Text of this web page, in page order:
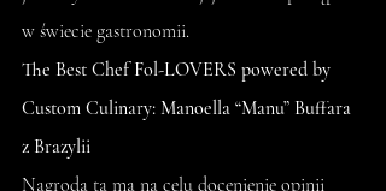
w świecie gastronomii.
The Best Chef Fol-LOVERS powered by
Custom Culinary: Manoella “Manu” Buffara
z Brazylii
Nagroda ta ma na celu docenienie opinii